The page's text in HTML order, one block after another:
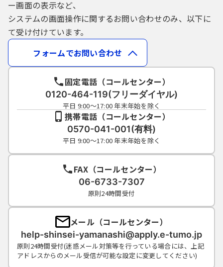
ー画面の表示など、
システムの画面操作に関するお問い合わせのみ、以下に
て受け付けています。
フォームでお問い合わせ
固定電話（コールセンター）
0120-464-119(フリーダイヤル)
平日 9:00～17:00 年末年始を除く
携帯電話（コールセンター）
0570-041-001(有料)
平日 9:00～17:00 年末年始を除く
FAX（コールセンター）
06-6733-7307
原則24時間受付
メール（コールセンター）
help-shinsei-yamanashi@apply.e-tumo.jp
原則24時間受付(迷惑メール対策等を行っている場合には、上記
アドレスからのメール受信が可能な設定に変更してください)